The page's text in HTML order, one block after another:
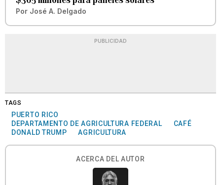
Por José A. Delgado
PUBLICIDAD
TAGS
PUERTO RICO
DEPARTAMENTO DE AGRICULTURA FEDERAL
CAFÉ
DONALD TRUMP
AGRICULTURA
ACERCA DEL AUTOR